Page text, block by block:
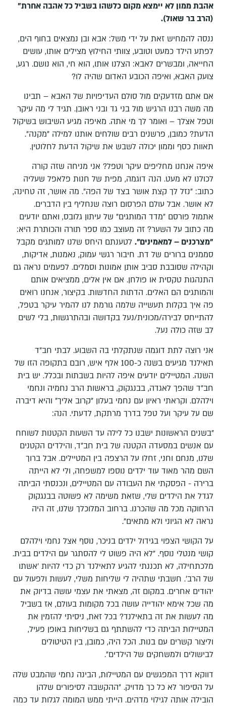
אהבת ממון לא יימצא מקום כלשהו בשביל כל אהבה אחרת"
(הרב בר שאול).
ננסה להמחיש זאת על ידי משל: אבא ובן נמצאים בחוף הים,
לפתע הילד כמעט וטובע, צוותי החילוץ מצילים אותו, עושים
החייאה, ומבשרים לאבא: הצלנו אותו, הוא חי, הוא נושם. רגע,
צועק האבא, ואיפה הכובע האדום שהיה לו?
אם אתם מזדעקים מול סולם העדיפויות של האבא – תבינו
מה משה רבנו הרגיש מול בני גד ובני ראובן. תגיד לי מה עיקר
וטפל אצלך – ואומר לך מי אתה. מאיפה מגיע השיבוש בשיקול
הדעת? כמובן, פרשנים רבים שולחים אותנו למילה "מקנה".
תאוות כסף וממון יכולה לשבש את שיקול הדעת לחלוטין.
איפה אנחנו מחליפים עיקר וטפל? אני מניחה שזה קורה
לכולנו לא מעט. הנה דוגמה, מפית של חנות פלאפל שעליה
כתוב: "נזל לך קצת אושר בצד של הפה". מה אושר, זה טחינה,
לא אושר. אבל עולם הפרסום רוצה שנחליף בין הדברים.
אתמול פורסם "מדד המותגים" של עיתון גלובס, ואתם יודעים
מה כתוב על השער? זה מעוצב כמו ספר תורה והכותרת היא:
"מצרכנים – למאמינים". לטענתם היחס שלנו למותגים מקבל
סממנים ברורים של דת. חיבור רגשי עמוק, נאמנות, אדיקות,
וקהילה שסובבת סביב אותן אמונות וסמלים. לפעמים נראה גם
התנהגות טקסית או פולחן. אם אין אלים, ממציאים אותם
והמותגים הם האלים. הדתות החדשות. בקיצור, אנחנו רואים
פה איך בקלות תעשייה שלמה גורמת לנו להמיר עיקר בטפל,
להתייחס לבירה/מכונית/נעל בקדושה ובהתרגשות, בלי לשים
לב שזה כולה נעל.
אני רוצה לתת דוגמה שנתקלתי בה השבוע. לבתי חב"ד
תאילנד מגיעים בשנה כ-100 אלף איש, רובם בתקופה הזו של
השנה. המטיילים יודעים איפה להיות בשבתות ובכלל. יש בית
חב"ד שהפך לאגדה, בבנגקוק, בראשות הרב נחמיה ונחמי
וילהלם. וקראתי ראיון עם נחמי בעלון "קרוב אליך" והיא דיברה
שם על עיקר ועל טפל בדרך מרתקת, לדעתי. הנה:
"בשנים הראשונות ישבנו כל לילה עד השעות הקטנות לשוחח
עם אנשים במסעדה הקטנה של בית חב"ד, והילדים הקטנים
שלנו, מנחם וחני, זחלו על הרצפה בין המטיילים. אבל ברוך
השם מהר מאוד עוד ילדים נוספו למשפחה, ולי לא הייתה
ברירה - הפסקתי את העבודה עם המטיילים, ונכנסתי הביתה
לגדל את הילדים שלי, שזאת משימה לא פשוטה בבנגקוק
הרחוקה מכל מה שהכרנו. ברחוב המלוכלך שלנו, זה היה
נראה לא הגיוני ולא מתאים".
על הקושי הצפוי בגידול ילדים בניכר, נוסף אצל נחמי וילהלם
קושי מנטלי נוסף. "לא היה פשוט לי להסתגר עם הילדים בבית.
מלכתחילה, לא תכננתי להגיע לתאילנד רק כדי להיות 'אשתו
של הרב'. חשבתי שתהיה לי שליחות משלי, לעשות ולפעול עם
יהודים אחרים. במקום זה, מצאתי את עצמי עושה בדיוק את
מה שכל אימא יהודייה עושה בכל מקומות בעולם, אז בשביל
מה לעשות את זה בתאילנד? בכל זאת, ניסיתי להזמין את
המטיילות הביתה כדי להשתתף גם בשליחות באופן פעיל,
וליצור קשרים עם בנות. הכל היה, כמובן, בין הטיטולים
לבישולים ולמשחקים של הילדים".
דווקא דרך המפגשים עם המטיילות, הבינה נחמי שהמבט שלה
על הסיפור לא כל כך מדויק. "ההקשבה לסיפורים שלהן
הובילה אותה לגילוי מדהים. הייתי ממש המומה לגלות עד כמה